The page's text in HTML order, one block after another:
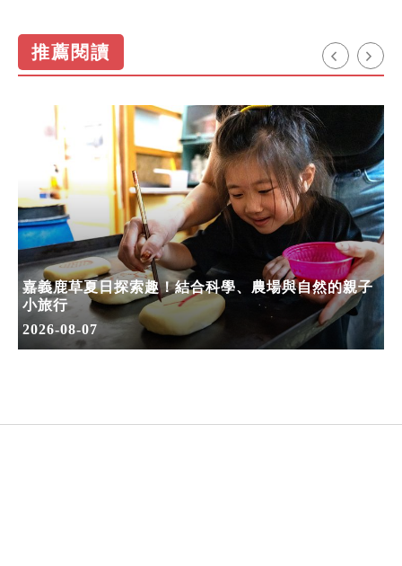
推薦閱讀
嘉義鹿草夏日探索趣！結合科學、農場與自然的親子
小旅行
2026-08-07